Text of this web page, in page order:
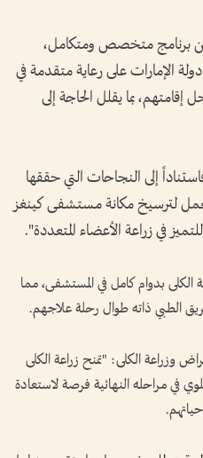
برنامج متخصص ومتكامل،
الإمارات على رعاية متقدمة في
بما يقلل الحاجة إلى
إلى النجاحات التي حققها
لترسيخ مكانة مستشفى كينغز
في زراعة الأعضاء المتعددة".
بدوام كامل في المستشفى، مما
الطبي ذاته طوال رحلة علاجهم.
وزراعة الكلى: "تمنح زراعة الكلى
في مراحله النهائية فرصة لاستعادة